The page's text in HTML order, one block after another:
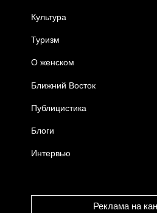
Культура
Туризм
О женском
Ближний Восток
Публицистика
Блоги
Интервью
Реклама на